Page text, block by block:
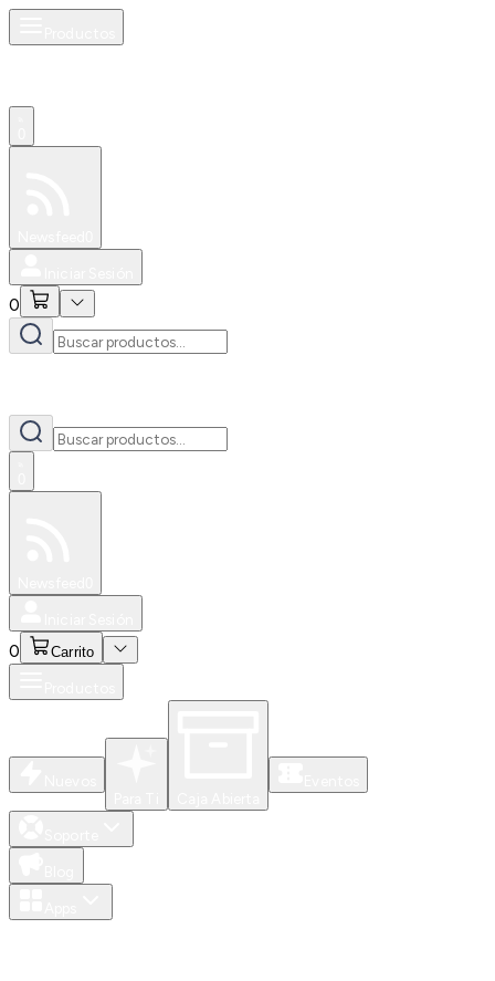
0
0 Carrito